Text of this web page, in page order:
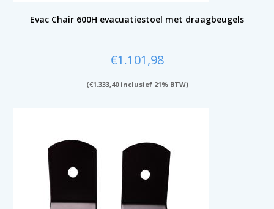
Evac Chair 600H evacuatiestoel met draagbeugels
€1.101,98
(€1.333,40inclusief 21% BTW)